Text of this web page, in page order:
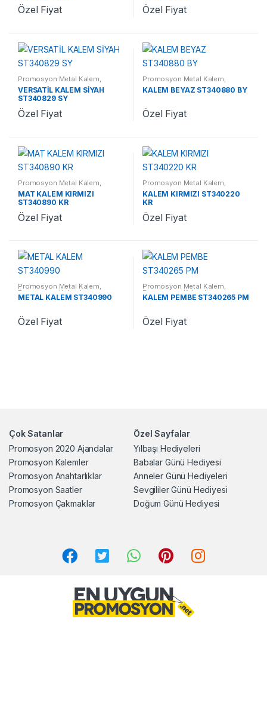
Özel Fiyat Özel Fiyat
Promosyon Metal Kalem,
Promosyon Kalemler
VERSATİL KALEM SİYAH
ST340829 SY
Özel Fiyat
Promosyon Metal Kalem,
Promosyon Kalemler
KALEM BEYAZ ST340880 BY
Özel Fiyat
Promosyon Metal Kalem
Promosyon Kalemler
MAT KALEM KIRMIZI
ST340890 KR
Özel Fiyat
Promosyon Metal Kalem
Promosyon Kalemler
KALEM KIRMIZI ST340220
KR
Özel Fiyat
Promosyon Metal Kalem,
Promosyon Kalemler
METAL KALEM ST340990
Özel Fiyat
Promosyon Metal Kalem,
Promosyon Kalemler
KALEM PEMBE ST340265 PM
Özel Fiyat
Çok Satanlar
Promosyon 2020 Ajandalar
Promosyon Kalemler
Promosyon Anahtarlıklar
Promosyon Saatler
Promosyon Çakmaklar
Özel Sayfalar
Yılbaşı Hediyeleri
Babalar Günü Hediyesi
Anneler Günü Hediyeleri
Sevgililer Günü Hediyesi
Doğum Günü Hediyesi